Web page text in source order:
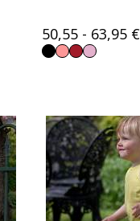
50,55 - 63,95 €